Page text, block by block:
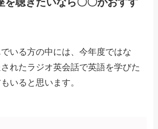
いる方の中には、今年度ではな
れたラジオ英会話で英語を学びた
いると思います。